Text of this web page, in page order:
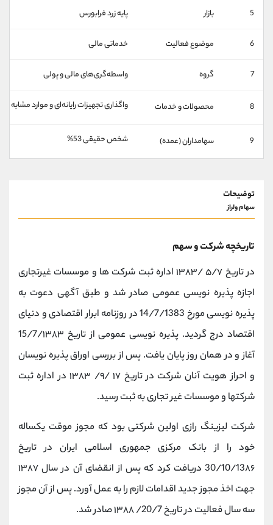
5 بازار پایه زرد فرابورس
6 موضوع فعالیت خدماتی مالی
7 گروه واسطه‌گری‌های مالی و پولی
8 محصولات و خدمات واگذاری تجهیزات رایانه‌ای و موارد مشابه ،
9 سهامداران (عمده) شخص حقیقی 53%
توضیحات
سهام ولراز
تاریخچه شرکت و سهم
در تاریخ ۵/۷ /۱۳۸۳ اداره ثبت شرکت ها و موسسات غیرتجاری
اجازه پذیره نویسی عمومی صادر شد و طبق آگهی دعوت به
پذیره نویسی مورخ 14/7/1383 در روزنامه ابرار اقتصادی و دنیای
اقتصاد درج گردید. پذیره نویسی عمومی از تاریخ 15/7/۱۳۸۳
آغاز و در همان روز پایان یافت. پس از بررسی اوراق پذیره نویسان
و احراز هویت آنان شرکت در تاریخ ۱۷ /۹/ ۱۳۸۳ در اداره ثبت
شرکتها و موسسات غیر تجاری به ثبت رسید.
شرکت لیزینگ رازی اولین شرکتی بود که مجوز موقت یکساله
خود را از بانک مرکزی جمهوری اسلامی ایران در تاریخ
30/10/13۸۶ دریافت کرد که پس از انقضای آن در سال ۱۳۸۷
جهت اخذ مجوز جدید اقدامات لازم را به عمل آورد. پس از آن مجوز
سه سال فعالیت در تاریخ 20/7/ ۱۳۸۸ صادر شد.